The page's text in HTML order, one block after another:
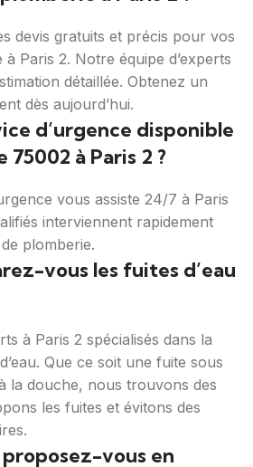
devis gratuits et précis pour vos
Paris 2. Notre équipe d’experts
détaillée. Obtenez un
dès aujourd’hui.
d’urgence disponible
à Paris 2 ?
vous assiste 24/7 à Paris
interviennent rapidement
plomberie.
vous les fuites d’eau
à Paris 2 spécialisés dans la
Que ce soit une fuite sous
la douche, nous trouvons des
les fuites et évitons des
vous en